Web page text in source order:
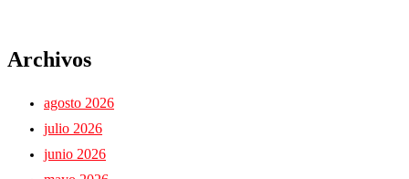
Archivos
agosto 2026
julio 2026
junio 2026